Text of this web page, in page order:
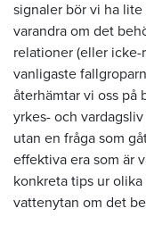
signaler bör vi ha
varandra om det
relationer (eller icke-
vanligaste
återhämtar vi oss på
yrkes- och
utan en fråga som
effektiva era som är
konkreta tips ur
vattenytan om det